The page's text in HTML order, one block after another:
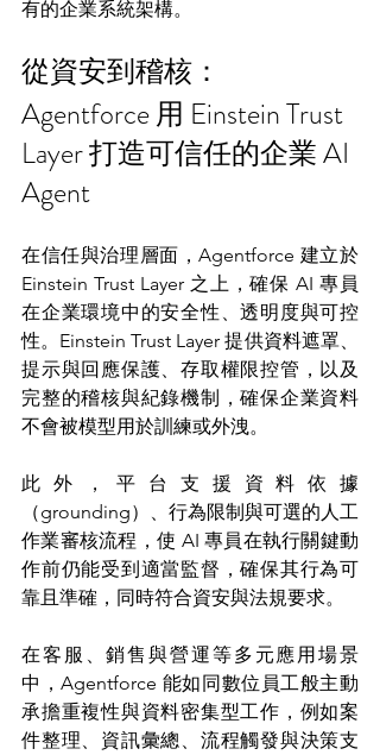
有的企業系統架構。
從資安到稽核：
Agentforce 用 Einstein Trust
Layer 打造可信任的企業 AI
Agent
在信任與治理層面，Agentforce 建立於
Einstein Trust Layer 之上，確保 AI 專員
在企業環境中的安全性、透明度與可控
性。Einstein Trust Layer 提供資料遮罩、
提示與回應保護、存取權限控管，以及
完整的稽核與紀錄機制，確保企業資料
不會被模型用於訓練或外洩。
此外，平台支援資料依據
（grounding）、行為限制與可選的人工
作業審核流程，使 AI 專員在執行關鍵動
作前仍能受到適當監督，確保其行為可
靠且準確，同時符合資安與法規要求。
在客服、銷售與營運等多元應用場景
中，Agentforce 能如同數位員工般主動
承擔重複性與資料密集型工作，例如案
件整理、資訊彙總、流程觸發與決策支